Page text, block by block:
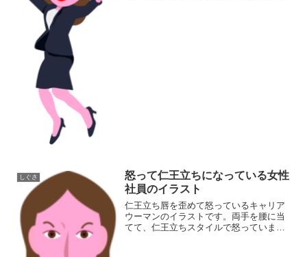
しぐさ
怒って仁王立ちになっている女性
社員のイラスト
仁王立ち唇を歪めて怒っているキャリア
ウーマンのイラストです。両手を腰に当
てて、仁王立ちスタイルで怒っていま